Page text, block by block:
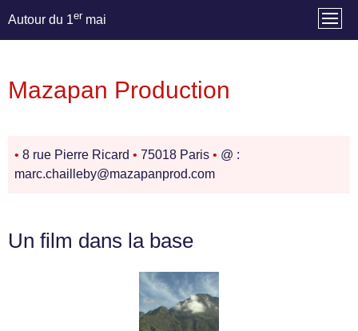
Autour du 1er mai
Mazapan Production
• 8 rue Pierre Ricard • 75018 Paris • @ :
marc.chailleby@mazapanprod.com
Un film dans la base